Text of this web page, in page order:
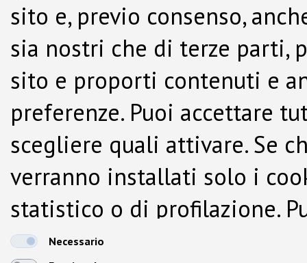
sito e, previo consenso,
sia nostri che di terze parti,
sito e proporti contenuti e
preferenze. Puoi accettare
scegliere quali attivare. Se
verranno installati solo i
statistico o di profilazione.
dalla Cookie Policy.
Necessario